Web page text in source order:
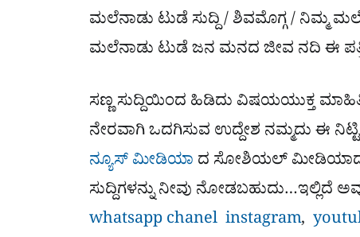
ಮಲೆನಾಡು ಟುಡೆ ಸುದ್ದಿ / ಶಿವಮೊಗ್ಗ / ನಿಮ್ಮ
ಮಲೆನಾಡು ಟುಡೆ ಜನ ಮನದ ಜೀವ ನದಿ ಈ
ಸಣ್ಣ ಸುದ್ದಿಯಿಂದ ಹಿಡಿದು ವಿಷಯಯುಕ್ತ
ನೇರವಾಗಿ ಒದಗಿಸುವ ಉದ್ದೇಶ ನಮ್ಮದು ಈ
ನ್ಯೂಸ್ ಮೀಡಿಯಾ ದ ಸೋಶಿಯಲ್​
ಸುದ್ದಿಗಳನ್ನು ನೀವು ನೋಡಬಹುದು…ಇಲ್ಲಿದೆ
whatsapp chanel instagram,